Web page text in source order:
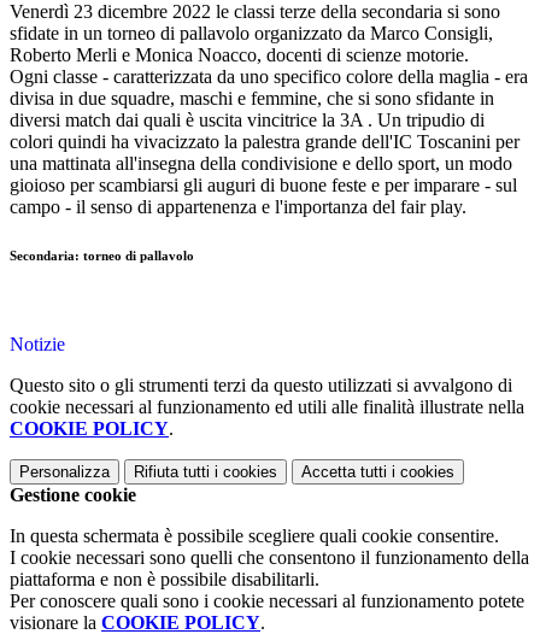
Venerdì 23 dicembre 2022 le classi terze della secondaria si sono
sfidate in un torneo di pallavolo organizzato da Marco Consigli,
Roberto Merli e Monica Noacco, docenti di scienze motorie.
Ogni classe - caratterizzata da uno specifico colore della maglia - era
divisa in due squadre, maschi e femmine, che si sono sfidante in
diversi match dai quali è uscita vincitrice la 3A . Un tripudio di
colori quindi ha vivacizzato la palestra grande dell'IC Toscanini per
una mattinata all'insegna della condivisione e dello sport, un modo
gioioso per scambiarsi gli auguri di buone feste e per imparare - sul
campo - il senso di appartenenza e l'importanza del fair play.
Secondaria: torneo di pallavolo
Notizie
Questo sito o gli strumenti terzi da questo utilizzati si avvalgono di
cookie necessari al funzionamento ed utili alle finalità illustrate nella
COOKIE POLICY.
Personalizza Rifiuta tutti i cookies Accetta tutti i cookies
Gestione cookie
In questa schermata è possibile scegliere quali cookie consentire.
I cookie necessari sono quelli che consentono il funzionamento della
piattaforma e non è possibile disabilitarli.
Per conoscere quali sono i cookie necessari al funzionamento potete
visionare la COOKIE POLICY.